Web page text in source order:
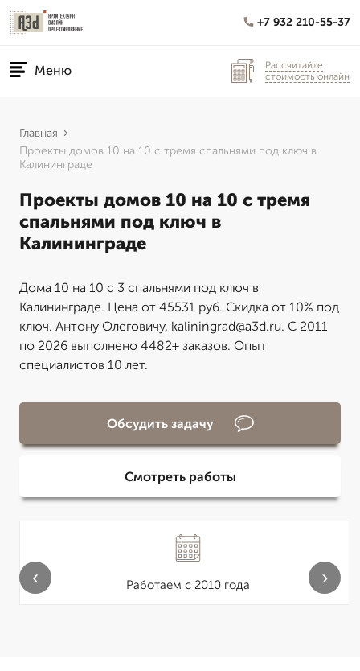
+7 932 210-55-37
Меню
Рассчитайте
стоимость онлайн
Главная
Проекты домов 10 на 10 с тремя спальнями под ключ в
Калининграде
Проекты домов 10 на 10 с тремя
спальнями под ключ в
Калининграде
Дома 10 на 10 с 3 спальнями под ключ в
Калининграде. Цена от 45531 руб. Скидка от 10% под
ключ. Антону Олеговичу, kaliningrad@a3d.ru. С 2011
по 2026 выполнено 4482+ заказов. Опыт
специалистов 10 лет.
Обсудить задачу
Смотреть работы
Работаем с 2010 года
‹ ›